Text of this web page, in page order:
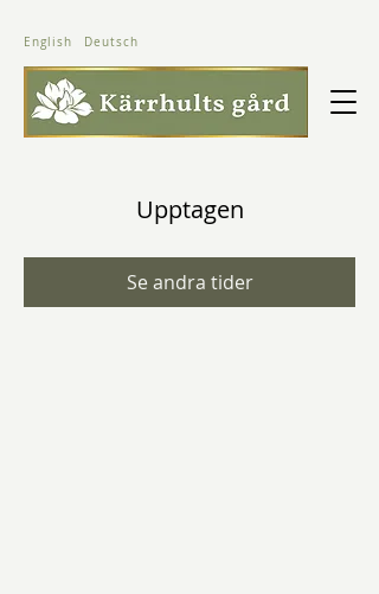
English Deutsch
Upptagen
Se andra tider